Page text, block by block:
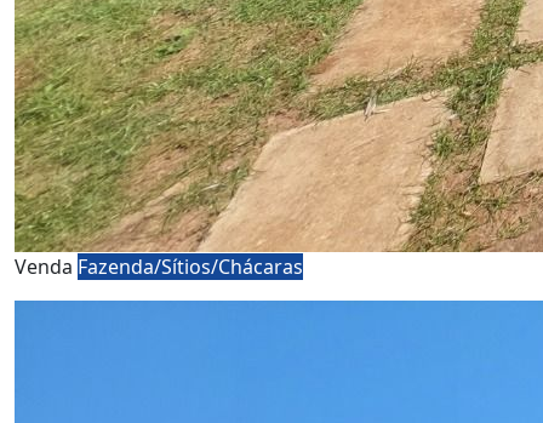
Venda Fazenda/Sítios/Chácaras